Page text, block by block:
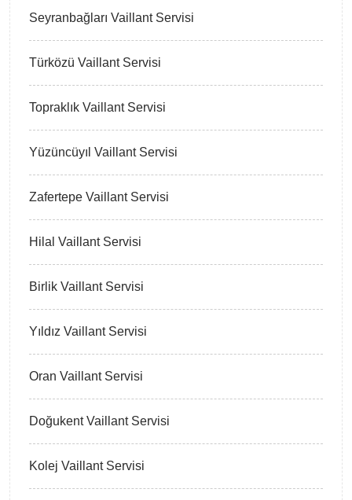
Seyranbağları Vaillant Servisi
Türközü Vaillant Servisi
Topraklık Vaillant Servisi
Yüzüncüyıl Vaillant Servisi
Zafertepe Vaillant Servisi
Hilal Vaillant Servisi
Birlik Vaillant Servisi
Yıldız Vaillant Servisi
Oran Vaillant Servisi
Doğukent Vaillant Servisi
Kolej Vaillant Servisi